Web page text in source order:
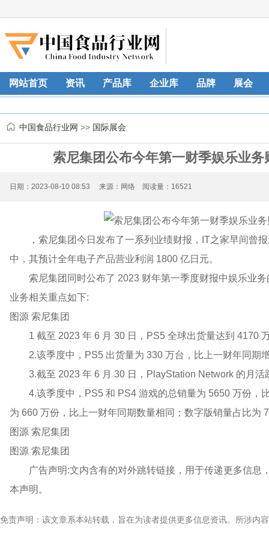
网站首页 资讯 产品库 企业库 品牌 展会
中国食品行业网 >> 国际展会
索尼集团公布今年第一财季娱乐业
日期：2023-08-10 08:53 来源：网络 阅读量：16521
，索尼集团今日发布了一系列业绩财报，IT之家早间曾
中，其预计全年电子产品营业利润 1800 亿日元。
索尼集团同时公布了 2023 财年第一季度财报中娱乐业
业务相关重点如下:
图源 索尼集团
1 截至 2023 年 6 月 30 日，PS5 全球出货量达到 4170
2.该季度中，PS5 出货量为 330 万台，比上一财年同期
3.截至 2023 年 6 月 30 日，PlayStation Network 的月
4.该季度中，PS5 和 PS4 游戏的总销量为 5650 万份
为 660 万份，比上一财年同期数量相同；数字版销量占比为
图源 索尼集团
图源 索尼集团
广告声明:文内含有的对外跳转链接，用于传递更多信
本声明。
免责声明：该文章系本站转载，旨在为读者提供更多信息资讯。所涉内